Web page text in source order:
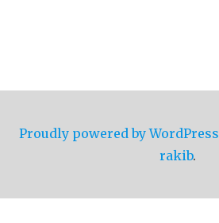
Proudly powered by WordPress
rakib.